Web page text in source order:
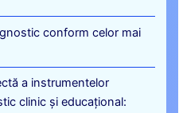
conform celor mai
a instrumentelor
clinic și educațional: